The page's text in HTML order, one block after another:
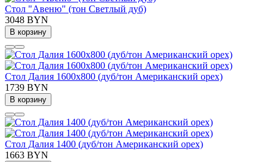
Стол "Авеню" (тон Светлый дуб)
3048 BYN
В корзину
Стол Далия 1600х800 (дуб/тон Американский орех)
1739 BYN
В корзину
Стол Далия 1400 (дуб/тон Американский орех)
1663 BYN